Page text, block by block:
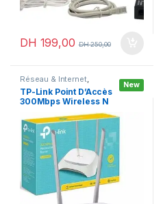
DH 199,00 DH250,00
New
Réseau & Internet,
Routeurs
TP-Link Point D’Accès
300Mbps Wireless N
Routeur TL-WR840N